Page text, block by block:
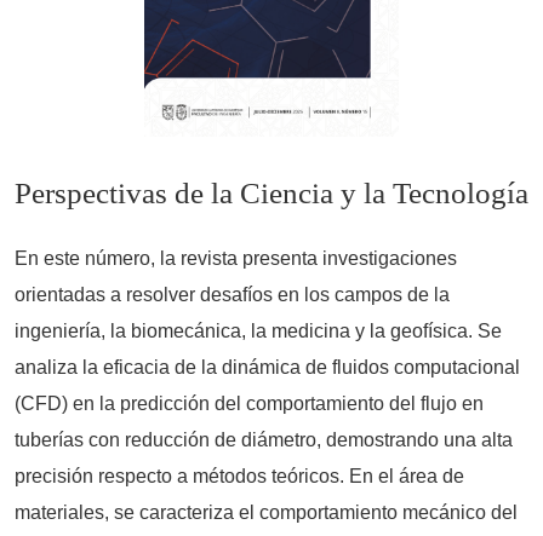
Perspectivas de la Ciencia y la Tecnología
En este número, la revista presenta investigaciones
orientadas a resolver desafíos en los campos de la
ingeniería, la biomecánica, la medicina y la geofísica. Se
analiza la eficacia de la dinámica de fluidos computacional
(CFD) en la predicción del comportamiento del flujo en
tuberías con reducción de diámetro, demostrando una alta
precisión respecto a métodos teóricos. En el área de
materiales, se caracteriza el comportamiento mecánico del